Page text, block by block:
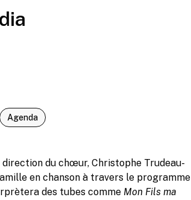
Agenda
direction du chœur, Christophe Trudeau-
en chanson à travers le programme
des tubes comme Mon Fils ma